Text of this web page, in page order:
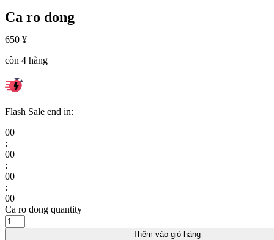
Ca ro dong
650 ¥
còn 4 hàng
Flash Sale end in:
00
:
00
:
00
:
00
Ca ro dong quantity
Thêm vào giỏ hàng